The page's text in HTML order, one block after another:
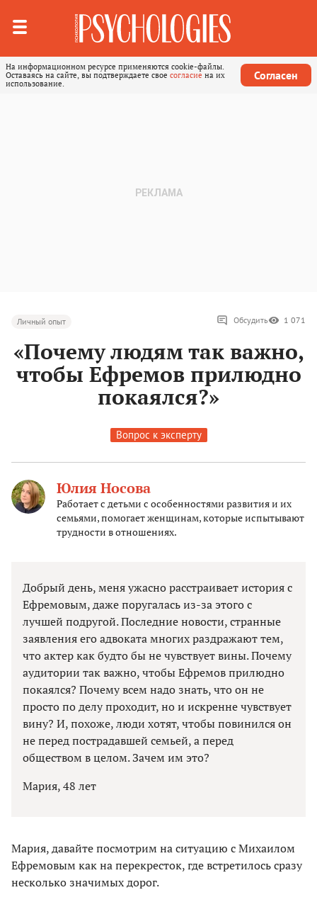
На информационном ресурсе применяются cookie-файлы.
Оставаясь на сайте, вы подтверждаете свое согласие на их
использование.
Согласен
Личный опыт Обсудить 1 071
«Почему людям так важно,
чтобы Ефремов прилюдно
покаялся?»
Вопрос к эксперту
Юлия Носова
Работает с детьми с особенностями развития и их
семьями, помогает женщинам, которые испытывают
трудности в отношениях.
Добрый день, меня ужасно расстраивает история с
Ефремовым, даже поругалась из-за этого с
лучшей подругой. Последние новости, странные
заявления его адвоката многих раздражают тем,
что актер как будто бы не чувствует вины. Почему
аудитории так важно, чтобы Ефремов прилюдно
покаялся? Почему всем надо знать, что он не
просто по делу проходит, но и искренне чувствует
вину? И, похоже, люди хотят, чтобы повинился он
не перед пострадавшей семьей, а перед
обществом в целом. Зачем им это?
Мария, 48 лет
Мария, давайте посмотрим на ситуацию с Михаилом
Ефремовым как на перекресток, где встретилось сразу
несколько значимых дорог.